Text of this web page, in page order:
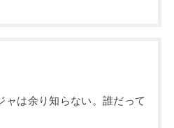
ャは余り知らない。誰だって